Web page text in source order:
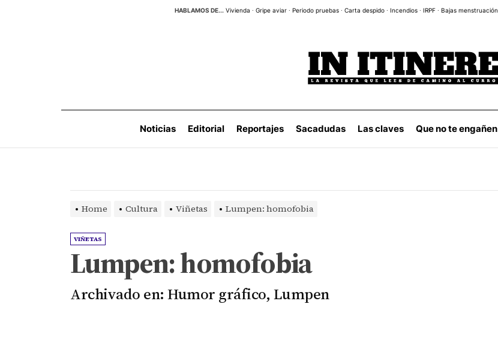
HABLAMOS DE... Vivienda · Gripe aviar· Periodo pruebas· Carta despido· Incendios· IRPF· Bajas menstruación
Noticias Editorial Reportajes Sacadudas Las claves Que no te engañen
Home Cultura Viñetas Lumpen: homofobia
VIÑETAS
Lumpen: homofobia
Archivado en: Humor gráfico, Lumpen